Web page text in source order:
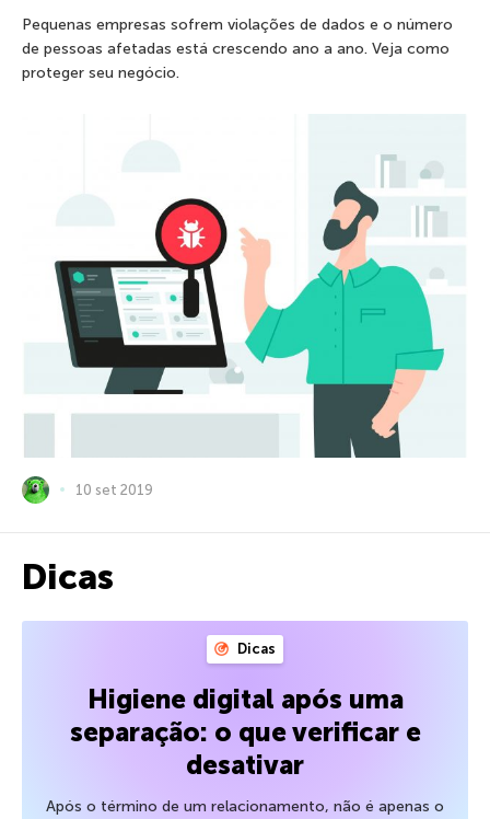
Pequenas empresas sofrem violações de dados e o número
de pessoas afetadas está crescendo ano a ano. Veja como
proteger seu negócio.
10 set 2019
Dicas
Dicas
Higiene digital após uma
separação: o que verificar e
desativar
Após o término de um relacionamento, não é apenas o